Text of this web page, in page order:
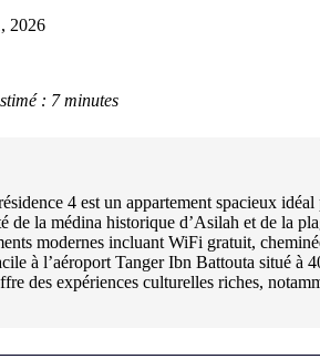
2026
: 7 minutes
4 est un appartement spacieux
de la médina historique d’Asilah et de la
modernes incluant WiFi gratuit,
à l’aéroport Tanger Ibn Battouta situé à
des expériences culturelles riches,